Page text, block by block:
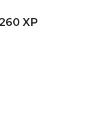
XP